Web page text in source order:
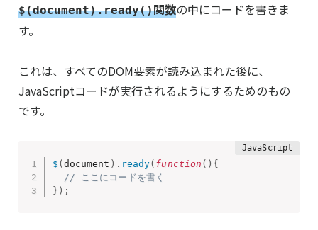
$(document).ready()関数の中にコードを書きま
す。
これは、すべてのDOM要素が読み込まれた後に、
JavaScriptコードが実行されるようにするためのもの
です。
$ (document ) . ready( function ( ) {
// ここにコードを書く
} ) ;